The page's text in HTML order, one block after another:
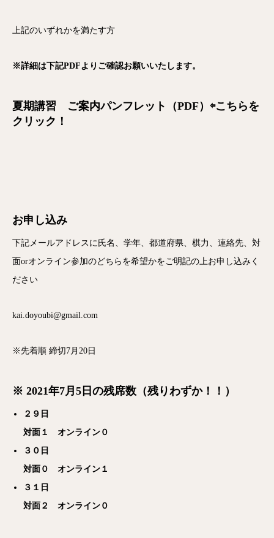
上記のいずれかを満たす方
※詳細は下記PDFよりご確認お願いいたします。
夏期講習 ご案内パンフレット（PDF）⇦こちらを
クリック！
お申し込み
下記メールアドレスに⽒名、学年、都道府県、棋⼒、連絡先、対
面orオンライン参加のどちらを希望かをご明記の上お申し込みく
ださい
kai.doyoubi@gmail.com
※先着順 締切7⽉20⽇
※ 2021年7月5日の残席数（残りわずか！！）
２９日
対面１ オンライン０
３０日
対面０ オンライン１
３１日
対面２ オンライン０